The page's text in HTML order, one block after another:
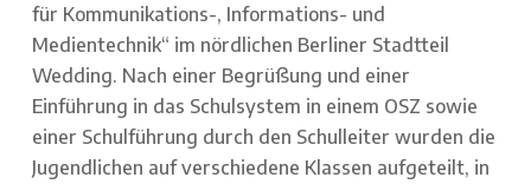
für Kommunikations-, Informations- und
Medientechnik“ im nördlichen Berliner Stadtteil
Wedding. Nach einer Begrüßung und einer
Einführung in das Schulsystem in einem OSZ sowie
einer Schulführung durch den Schulleiter wurden die
Jugendlichen auf verschiedene Klassen aufgeteilt, in